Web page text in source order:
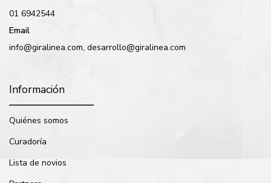
01 6942544
Email
info@giralinea.com, desarrollo@giralinea.com
Información
Quiénes somos
Curadoría
Lista de novios